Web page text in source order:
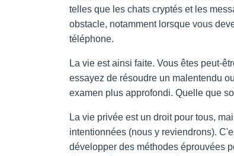
telles que les chats cryptés et les
obstacle, notamment lorsque vous
téléphone.
La vie est ainsi faite. Vous êtes peut-
essayez de résoudre un malentendu
examen plus approfondi. Quelle que
La vie privée est un droit pour tous,
intentionnées (nous y reviendrons).
développer des méthodes éprouvées